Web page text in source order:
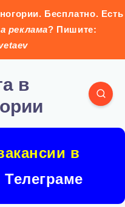
Бесплатно. Есть
реклама? Пишите:
в
Телеграме